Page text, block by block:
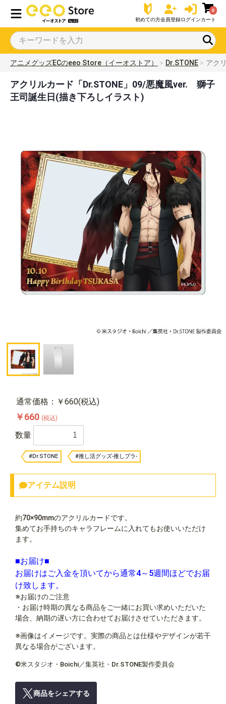
初めての方会員登録ログイン
0
カート
アニメグッズECのeeo Store（イーオストア） Dr.STONE アク
アクリルカード「Dr.STONE」09/悪魔風ver. 獅子
王司誕生日(描き下ろしイラスト)
通常価格：￥660(税込)
￥660 (税込)
数量
#Dr.STONE #推し活グッズ-推しプラ-
アイテム説明
約70×90mmのアクリルカードです。
集めてお手持ちのキャラフレームに入れてもお使いいただけ
ます。
■お届け■
お届けはご入金を頂いてから通常4～5週間ほどでお届
け致します。
※お届けのご注意
・お届け時期の異なる商品をご一緒にお買い求めいただいた
場合、納期の遅い方に合わせてお届けさせていただきます。
※画像はイメージです。実際の商品とは仕様やデザインが若干
異なる場合がございます。
©米スタジオ・Boichi／集英社・Dr.STONE製作委員会
商品をシェアする